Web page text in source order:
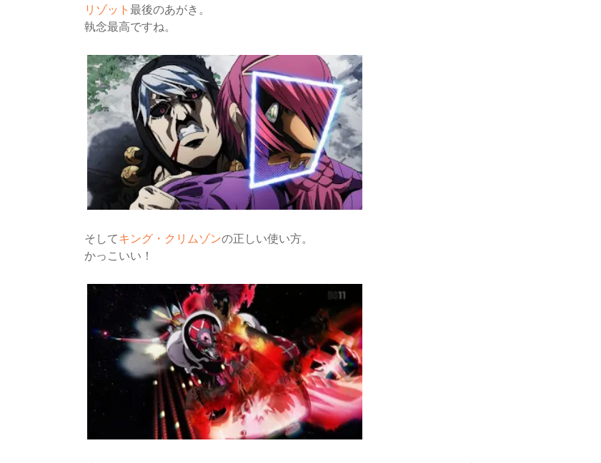
リゾット最後のあがき。
執念最高ですね。
そしてキング・クリムゾンの正しい使い方。
かっこいい！